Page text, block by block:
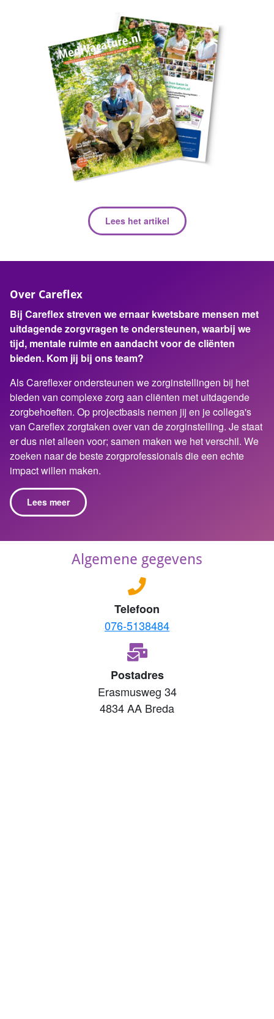
Lees het artikel
Over Careflex
Bij Careflex streven we ernaar kwetsbare mensen met
uitdagende zorgvragen te ondersteunen, waarbij we
tijd, mentale ruimte en aandacht voor de cliënten
bieden. Kom jij bij ons team?
Als Careflexer ondersteunen we zorginstellingen bij het
bieden van complexe zorg aan cliënten met uitdagende
zorgbehoeften. Op projectbasis nemen jij en je collega's
van Careflex zorgtaken over van de zorginstelling. Je staat
er dus niet alleen voor; samen maken we het verschil. We
zoeken naar de beste zorgprofessionals die een echte
impact willen maken.
Lees meer
Algemene gegevens
Telefoon
076-5138484
Postadres
Erasmusweg 34
4834 AA Breda